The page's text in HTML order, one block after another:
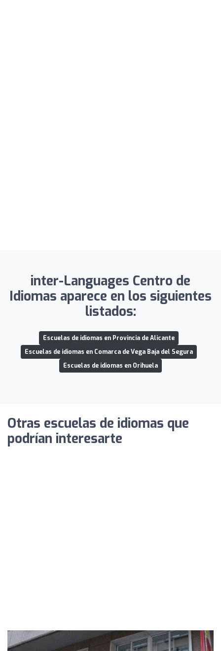
inter-Languages Centro de
Idiomas aparece en los siguientes
listados:
Escuelas de idiomas en Provincia de Alicante
Escuelas de idiomas en Comarca de Vega Baja del Segura
Escuelas de idiomas en Orihuela
Otras escuelas de idiomas que
podrían interesarte